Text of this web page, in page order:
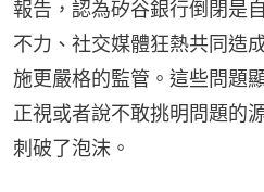
報告，認為矽谷銀行倒閉是
不力、社交媒體狂熱共同造
施更嚴格的監管。這些問題
正視或者說不敢挑明問題
刺破了泡沫。